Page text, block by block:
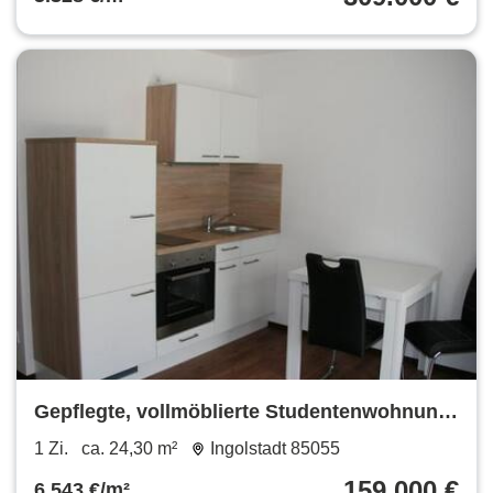
Gepflegte, vollmöblierte Studentenwohnung
Nähe THI
1 Zi. ca. 24,30 m² Ingolstadt 85055